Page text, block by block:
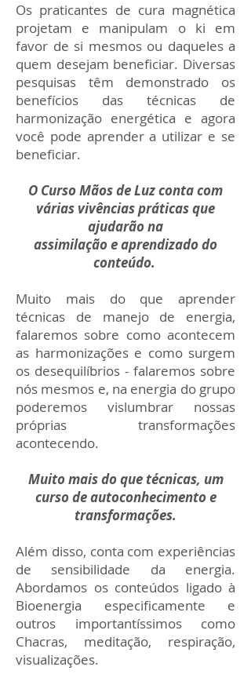
Os praticantes de cura magnética
projetam e manipulam o ki em
favor de si mesmos ou daqueles a
quem desejam beneficiar. Diversas
pesquisas têm demonstrado os
benefícios das técnicas de
harmonização energética e agora
você pode aprender a utilizar e se
beneficiar.
O Curso Mãos de Luz conta com
várias vivências práticas que
ajudarão na
assimilação e aprendizado do
conteúdo.
Muito mais do que aprender
técnicas de manejo de energia,
falaremos sobre como acontecem
as harmonizações e como surgem
os desequilíbrios - falaremos sobre
nós mesmos e, na energia do grupo
poderemos vislumbrar nossas
próprias transformações
acontecendo.
Muito mais do que técnicas, um
curso de autoconhecimento e
transformações.
Além disso, conta com experiências
de sensibilidade da energia.
Abordamos os conteúdos ligado à
Bioenergia especificamente e
outros importantíssimos como
Chacras, meditação, respiração,
visualizações.